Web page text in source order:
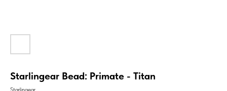
Starlingear Bead: Primate - Titan
Starlingear